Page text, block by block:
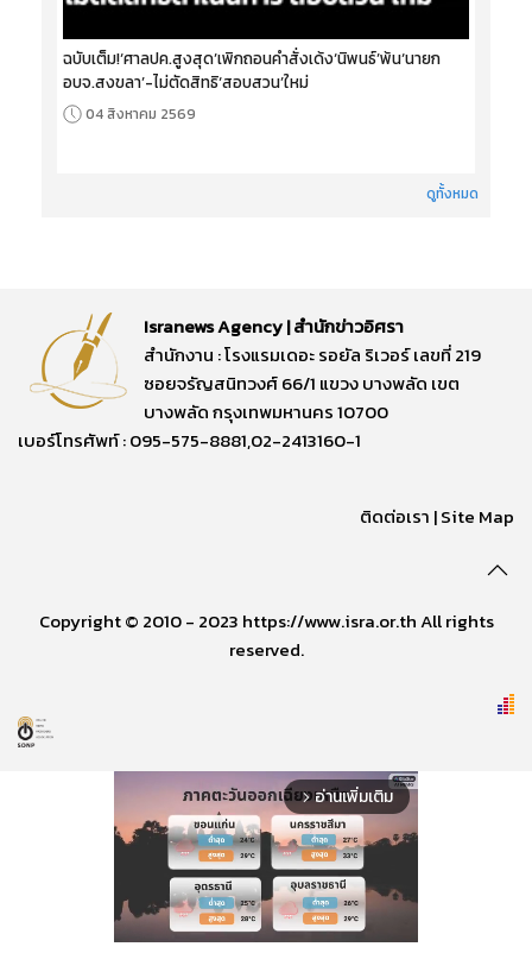
ฉบับเต็ม!‘ศาลปค.สูงสุด’เพิกถอนคำสั่งเด้ง‘นิพนธ์’พ้น‘นายก
อบจ.สงขลา’-ไม่ตัดสิทธิ‘สอบสวน’ใหม่
04 สิงหาคม 2569
ดูทั้งหมด
Isranews Agency | สำนักข่าวอิศรา
สำนักงาน : โรงแรมเดอะ รอยัล ริเวอร์ เลขที่ 219
ซอยจรัญสนิทวงศ์ 66/1 แขวง บางพลัด เขต
บางพลัด กรุงเทพมหานคร 10700
เบอร์โทรศัพท์ : 095-575-8881,02-2413160-1
ติดต่อเรา |Site Map
Copyright © 2010 - 2023 https://www.isra.or.th All rights
reserved.
arrow_forward_ios อ่านเพิ่มเติม